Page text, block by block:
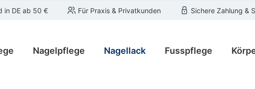
in DE ab 50 € Für Praxis & Privatkunden Sichere Zahlung &
Nagelpflege Nagellack Fusspflege